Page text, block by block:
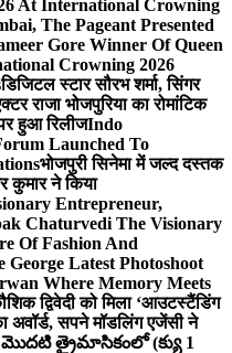
At International Crowning
The Pageant Presented
Gore Winner Of Queen
Crowning 2026
डिजिटल स्टार सौरभ शर्मा, सिंगर
राजा भोजपुरिया का रोमांटिक
पर हुआ रिलीजIndo
Launched To
भोजपुरी सिनेमा में जल्द दस्तक
कुमार ने किया
Entrepreneur,
Chaturvedi The Visionary
Of Fashion And
George Latest Photoshoot
Where Memory Meets
द्विवेदी को मिला ‘आउटस्टैंडिंग
अवॉर्ड, सपने मॉडलिंग एजेंसी ने
, మొదటి త్రైమాసికంలో (క్యు 1